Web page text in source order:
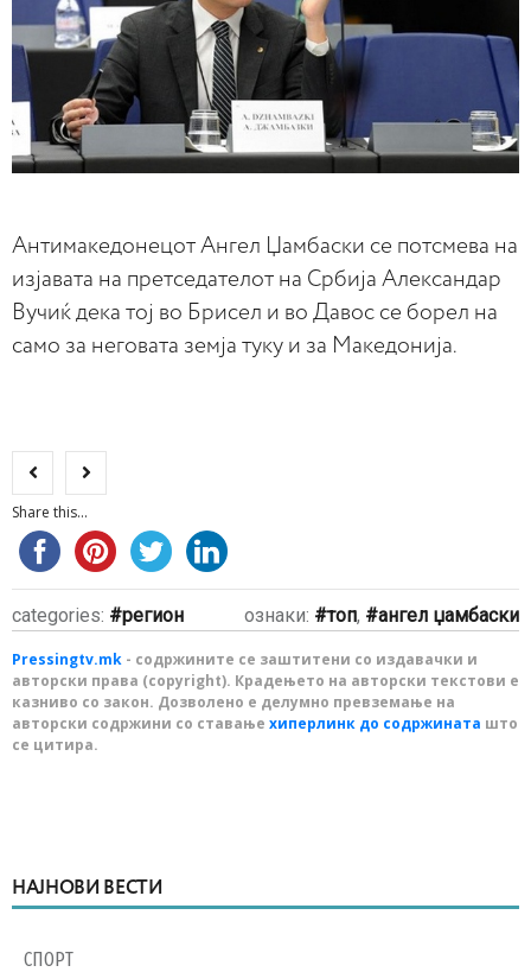
Антимакедонецот Ангел Џамбаски се потсмева на
изјавата на претседателот на Србија Александар
Вучиќ дека тој во Брисел и во Давос се борел на
само за неговата земја туку и за Македонија.
Share this...
categories: регион ознаки: топ, ангел џамбаски
Pressingtv.mk - содржините се заштитени со издавачки и
авторски права (copyright). Крадењето на авторски текстови е
казниво со закон. Дозволено е делумно превземање на
авторски содржини со ставање хиперлинк до содржината што
се цитира.
НАЈНОВИ ВЕСТИ
СПОРТ